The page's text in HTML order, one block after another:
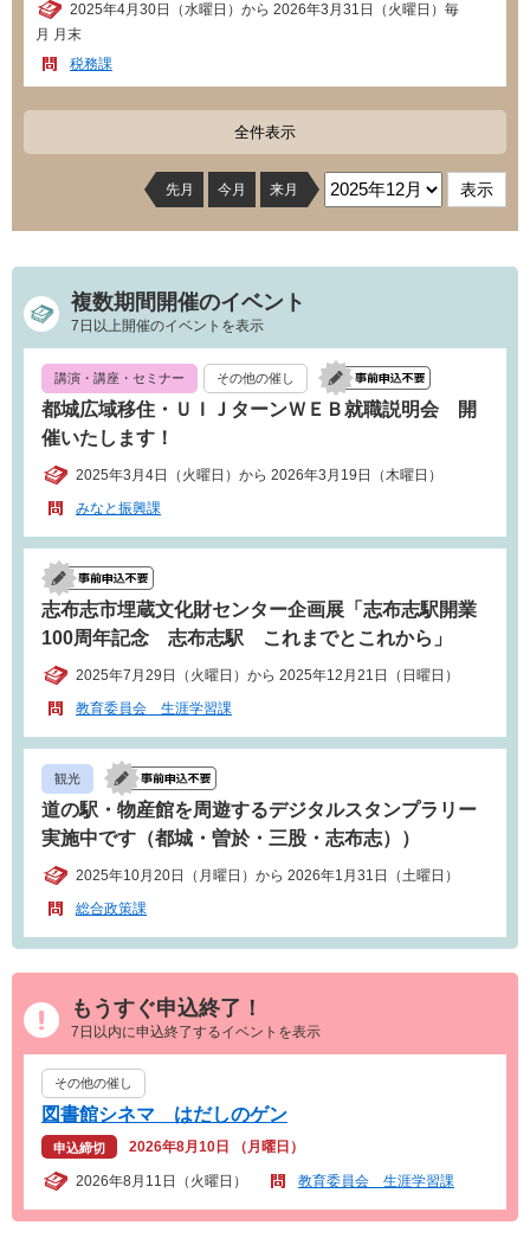
2025年4月30日（水曜日）から 2026年3月31日（火曜日）毎
月 月末
税務課
全件表示
先月 今月 来月
複数期間開催のイベント
7日以上開催のイベントを表示
講演・講座・セミナー その他の催し
都城広域移住・ＵＩＪターンＷＥＢ就職説明会 開
催いたします！
2025年3月4日（火曜日）から 2026年3月19日（木曜日）
みなと振興課
志布志市埋蔵文化財センター企画展「志布志駅開業
100周年記念 志布志駅 これまでとこれから」
2025年7月29日（火曜日）から 2025年12月21日（日曜日）
教育委員会 生涯学習課
観光
道の駅・物産館を周遊するデジタルスタンプラリー
実施中です（都城・曽於・三股・志布志））
2025年10月20日（月曜日）から 2026年1月31日（土曜日）
総合政策課
もうすぐ申込終了！
7日以内に申込終了するイベントを表示
その他の催し
図書館シネマ はだしのゲン
申込締切 2026年8月10日 （月曜日）
2026年8月11日（火曜日） 教育委員会 生涯学習課